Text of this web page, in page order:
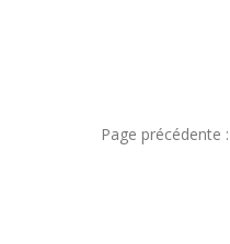
Page précédente